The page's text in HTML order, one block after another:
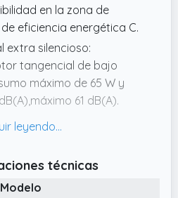
en la zona de
eficiencia energética C.
silencioso:
tangencial de bajo
máximo de 65 W y
61 dB(A).
ajustables: permite
fácil de usar: campana
técnicas
Modelo